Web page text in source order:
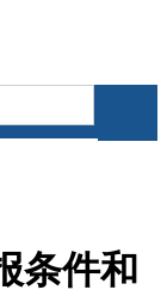
条件和